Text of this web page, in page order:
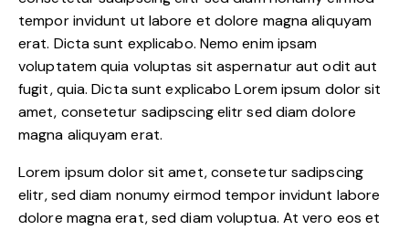
tempor invidunt ut labore et dolore magna aliquyam
erat. Dicta sunt explicabo. Nemo enim ipsam
voluptatem quia voluptas sit aspernatur aut odit aut
fugit, quia. Dicta sunt explicabo Lorem ipsum dolor sit
amet, consetetur sadipscing elitr sed diam dolore
magna aliquyam erat.
Lorem ipsum dolor sit amet, consetetur sadipscing
elitr, sed diam nonumy eirmod tempor invidunt labore
dolore magna erat, sed diam voluptua. At vero eos et